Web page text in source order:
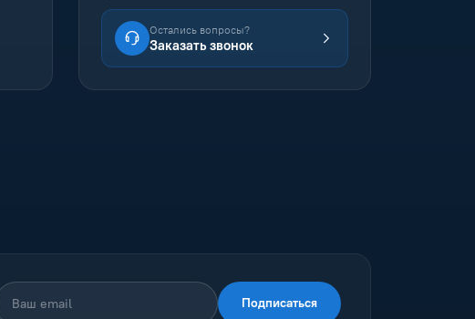
Остались вопросы?
Заказать звонок
Подписаться